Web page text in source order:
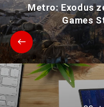
Metro: Exodus
Games